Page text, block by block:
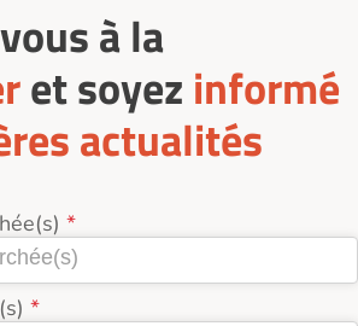
à la
et soyez informé
actualités